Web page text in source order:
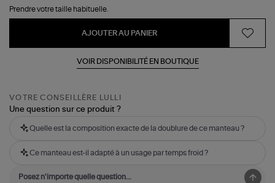
Prendre votre taille habituelle.
AJOUTER AU PANIER
VOIR DISPONIBILITÉ EN BOUTIQUE
VOTRE CONSEILLÈRE LULLI
Une question sur ce produit ?
Quelle est la composition exacte de la doublure de ce manteau ?
Ce manteau est-il adapté à un usage par temps froid ?